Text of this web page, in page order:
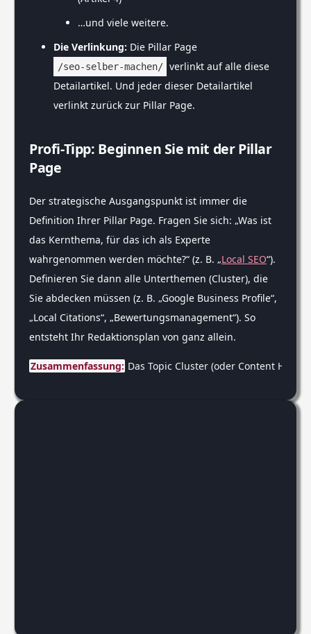
…und viele weitere.
Die Verlinkung: Die Pillar Page
/seo-selber-machen/ verlinkt auf alle diese
Detailartikel. Und jeder dieser Detailartikel
verlinkt zurück zur Pillar Page.
Profi-Tipp: Beginnen Sie mit der Pillar
Page
Der strategische Ausgangspunkt ist immer die
Definition Ihrer Pillar Page. Fragen Sie sich: „Was ist
das Kernthema, für das ich als Experte
wahrgenommen werden möchte?“ (z. B. „Local SEO“).
Definieren Sie dann alle Unterthemen (Cluster), die
Sie abdecken müssen (z. B. „Google Business Profile“,
„Local Citations“, „Bewertungsmanagement“). So
entsteht Ihr Redaktionsplan von ganz allein.
Zusammenfassung: Das Topic Cluster (oder Content